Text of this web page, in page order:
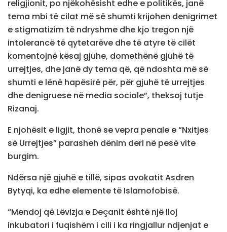
religjionit, po njëkohësisht edhe e politikës, janë
tema mbi të cilat më së shumti krijohen denigrimet
e stigmatizim të ndryshme dhe kjo tregon një
intolerancë të qytetarëve dhe të atyre të cilët
komentojnë kësaj gjuhe, domethënë gjuhë të
urrejtjes, dhe janë dy tema që, që ndoshta më së
shumti e lënë hapësirë për, për gjuhë të urrejtjes
dhe denigruese në media sociale”, theksoj tutje
Rizanaj.
E njohësit e ligjit, thonë se vepra penale e “Nxitjes
së Urrejtjes” parasheh dënim deri në pesë vite
burgim.
Ndërsa një gjuhë e tillë, sipas avokatit Asdren
Bytyqi, ka edhe elemente të Islamofobisë.
“Mendoj që Lëvizja e Deçanit është një lloj
inkubatori i fuqishëm i cili i ka ringjallur ndjenjat e